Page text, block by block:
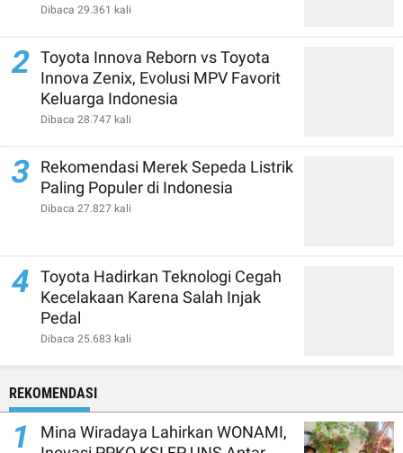
Dibaca 29.361 kali
2 Toyota Innova Reborn vs Toyota
Innova Zenix, Evolusi MPV Favorit
Keluarga Indonesia
Dibaca 28.747 kali
3
Rekomendasi Merek Sepeda Listrik
Paling Populer di Indonesia
Dibaca 27.827 kali
4
Toyota Hadirkan Teknologi Cegah
Kecelakaan Karena Salah Injak
Pedal
Dibaca 25.683 kali
REKOMENDASI
1
Mina Wiradaya Lahirkan WONAMI,